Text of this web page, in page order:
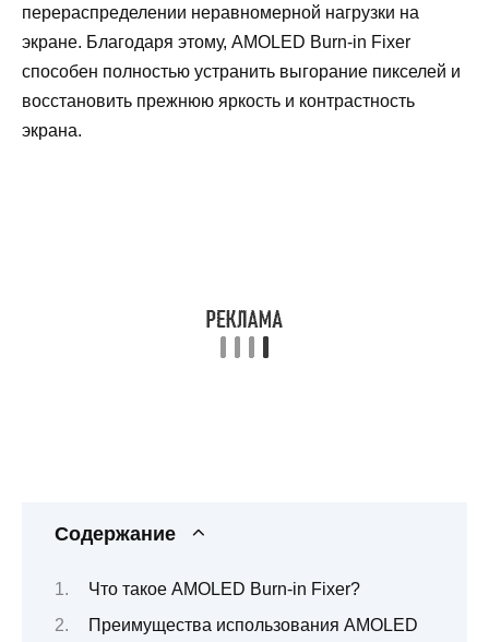
перераспределении неравномерной нагрузки на
экране. Благодаря этому, AMOLED Burn-in Fixer
способен полностью устранить выгорание пикселей и
восстановить прежнюю яркость и контрастность
экрана.
Содержание
Что такое AMOLED Burn-in Fixer?
Преимущества использования AMOLED